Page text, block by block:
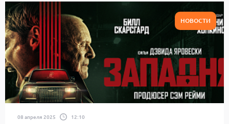
НОВОСТИ
08 апреля 2025 12:10